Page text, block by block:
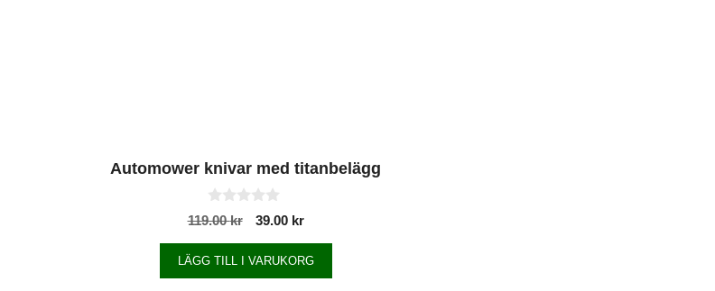
Automower knivar med titanbelägg
0
a
v
5
119.00kr 39.00 kr
LÄGG TILL I VARUKORG